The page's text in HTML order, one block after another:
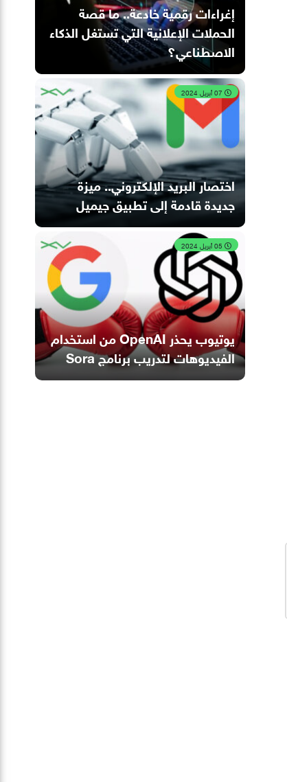
إغراءات رقمية خادعة.. ما قصة
الحملات الإعلانية التي تستغل الذكاء
الاصطناعي؟
اختصار البريد الإلكتروني.. ميزة
جديدة قادمة إلى تطبيق جيميل
يوتيوب يحذر OpenAI من استخدام
الفيديوهات لتدريب برنامج Sora